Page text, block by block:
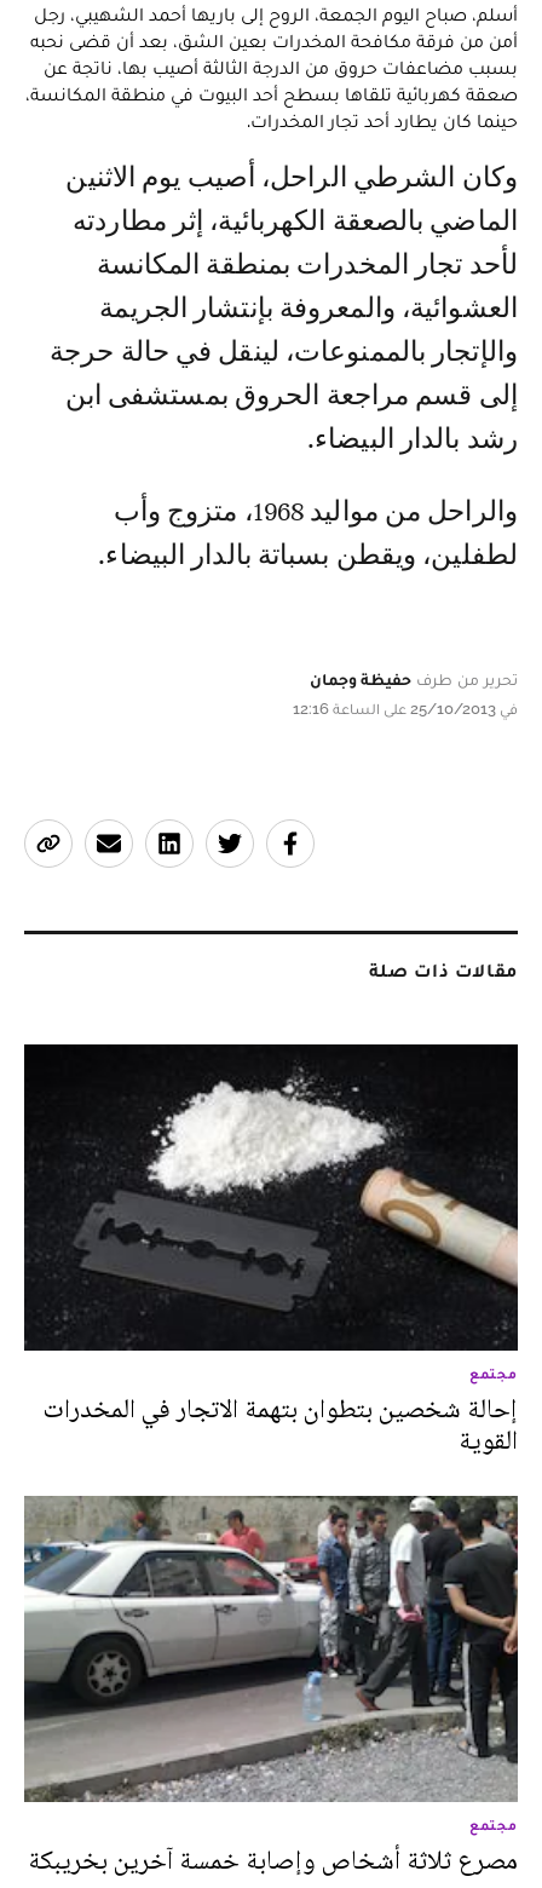
أسلم، صباح اليوم الجمعة، الروح إلى باريها أحمد الشهيبي، رجل
أمن من فرقة مكافحة المخدرات بعين الشق، بعد أن قضى نحبه
بسبب مضاعفات حروق من الدرجة الثالثة أصيب بها، ناتجة عن
صعقة كهربائية تلقاها بسطح أحد البيوت في منطقة المكانسة،
حينما كان يطارد أحد تجار المخدرات.
وكان الشرطي الراحل، أصيب يوم الاثنين
الماضي بالصعقة الكهربائية، إثر مطاردته
لأحد تجار المخدرات بمنطقة المكانسة
العشوائية، والمعروفة بإنتشار الجريمة
والإتجار بالممنوعات، لينقل في حالة حرجة
إلى قسم مراجعة الحروق بمستشفى ابن
رشد بالدار البيضاء.
والراحل من مواليد 1968، متزوج وأب
لطفلين، ويقطن بسباتة بالدار البيضاء.
تحرير من طرف حفيظة وجمان
في 25/10/2013 على الساعة 12:16
مقالات ذات صلة
مجتمع
إحالة شخصين بتطوان بتهمة الاتجار في المخدرات
القوية
مجتمع
مصرع ثلاثة أشخاص وإصابة خمسة آخرين بخريبكة